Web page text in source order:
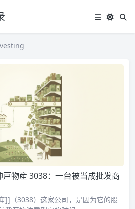
物産 3038：一台被当成批发商
]]（3038）这家公司，是因为它的股